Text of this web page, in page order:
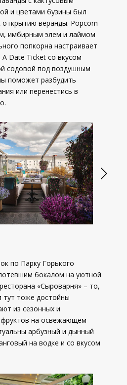
и цветами бузины был
открытию веранды. Popcorn
имбирным элем и лаймом
попкорна настраивает
Date Ticket со вкусом
содовой под воздушным
поможет разбудить
или перенестись в
по Парку Горького
бокалом на уютной
«Сыроварня» – то,
тут тоже достойны
из сезонных и
фруктов на освежающем
арбузный и дынный
на водке и со вкусом